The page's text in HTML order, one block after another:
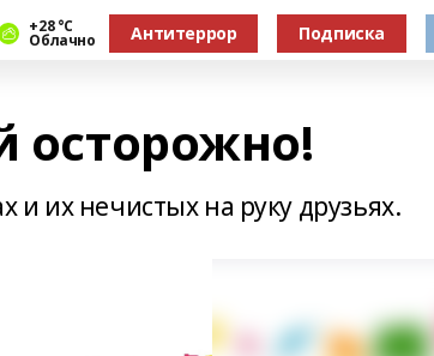
+28 °С
Облачно Антитеррор Подписка
осторожно!
и их нечистых на руку друзьях.